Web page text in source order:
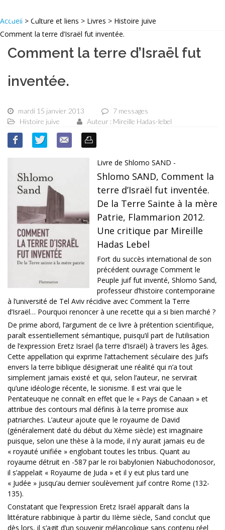
Accueil > Culture et liens > Livres > Histoire juive
Comment la terre d’Israël fut inventée.
Comment la terre d’Israël fut
inventée.
mardi 15 janvier 2013
7 messages
Histoire juive
Auteur : Mireille Hadas-lebel
Livre de Shlomo SAND -
Shlomo SAND, Comment la
terre d’Israël fut inventée.
De la Terre Sainte à la mère
Patrie, Flammarion 2012.
Une critique par Mireille
Hadas Lebel
Fort du succès international de son
précédent ouvrage Comment le
Peuple juif fut inventé, Shlomo Sand,
professeur d’histoire contemporaine
à l’université de Tel Aviv récidive avec Comment la Terre
d’Israël… Pourquoi renoncer à une recette qui a si bien marché ?
De prime abord, l’argument de ce livre à prétention scientifique,
paraît essentiellement sémantique, puisqu’il part de l’utilisation
de l’expression Eretz Israel (la terre d’Israël) à travers les âges.
Cette appellation qui exprime l’attachement séculaire des Juifs
envers la terre biblique désignerait une réalité qui n’a tout
simplement jamais existé et qui, selon l’auteur, ne servirait
qu’une idéologie récente, le sionisme. Il est vrai que le
Pentateuque ne connaît en effet que le « Pays de Canaan » et
attribue des contours mal définis à la terre promise aux
patriarches. L’auteur ajoute que le royaume de David
(généralement daté du début du Xème siècle) est imaginaire
puisque, selon une thèse à la mode, il n’y aurait jamais eu de
« royauté unifiée » englobant toutes les tribus. Quant au
royaume détruit en -587 par le roi babylonien Nabuchodonosor,
il s’appelait « Royaume de Juda » et il y eut plus tard une
« Judée » jusqu’au dernier soulèvement juif contre Rome (132-
135).
Constatant que l’expression Eretz Israël apparaît dans la
littérature rabbinique à partir du IIème siècle, Sand conclut que
dès lors, il s’agit d’un souvenir mélancolique sans contenu réel